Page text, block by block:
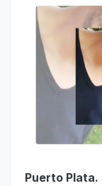
Puerto Plata.